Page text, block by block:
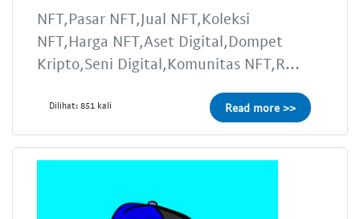
NFT,Pasar NFT,Jual NFT,Koleksi
NFT,Harga NFT,Aset Digital,Dompet
Kripto,Seni Digital,Komunitas NFT,R...
Dilihat: 851 kali Read more >>